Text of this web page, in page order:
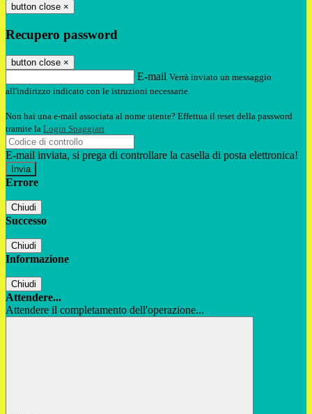
button close ×
Recupero password
button close ×
E-mail Verrà inviato un messaggio
all'indirizzo indicato con le istruzioni necessarie.
Non hai una e-mail associata al nome utente? Effettua il reset della password
tramite la Login Spaggiari
E-mail inviata, si prega di controllare la casella di posta elettronica!
Errore
Chiudi
Successo
Chiudi
Informazione
Chiudi
Attendere...
Attendere il completamento dell'operazione...